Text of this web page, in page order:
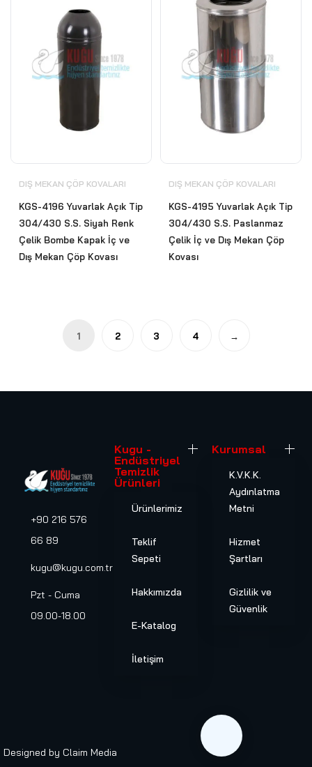
DIŞ MEKAN ÇÖP KOVALARI
KGS-4196 Yuvarlak Açık Tip
304/430 S.S. Siyah Renk
Çelik Bombe Kapak İç ve
Dış Mekan Çöp Kovası
DIŞ MEKAN ÇÖP KOVALARI
KGS-4195 Yuvarlak Açık Tip
304/430 S.S. Paslanmaz
Çelik İç ve Dış Mekan Çöp
Kovası
1 2 3 4 →
+90 216 576
66 89
kugu@kugu.com.tr
Pzt - Cuma
09.00-18.00
Kugu -
Endüstriyel
Temizlik
Ürünleri
Ürünlerimiz
Teklif
Sepeti
Hakkımızda
E-Katalog
İletişim
Kurumsal
K.V.K.K.
Aydınlatma
Metni
Hizmet
Şartları
Gizlilik ve
Güvenlik
Designed by Claim Media